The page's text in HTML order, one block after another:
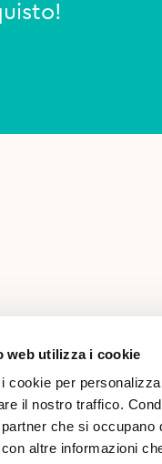
web utilizza i cookie
cookie per
il nostro traffico.
che si occupano
altre informazioni